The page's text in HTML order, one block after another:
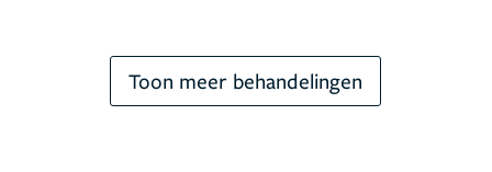
Toon meer behandelingen